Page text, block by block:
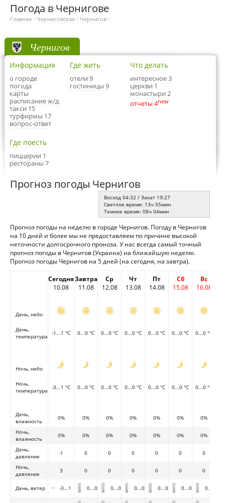
Погода в Чернигове
Главная / Черниговская / Чернигов /
Чернигов
Информация
о городе
погода
карты
расписание ж/д
такси 15
турфирмы 17
вопрос-ответ
Где жить
отели 9
гостиницы 9
Что делать
интересное 3
церкви 1
монастыри 2
отчеты 4new
Где поесть
пиццерии 1
рестораны 7
Прогноз погоды Чернигов
Восход 04:32 / Закат 19:27
Светлое время: 13ч 55мин
Темное время: 08ч 04мин
Прогноз погоды на неделю в городе Чернигов. Погоду в Чернигов
на 10 дней и более мы не предоставляем по причине высокой
неточности долгосрочного проноза. У нас всегда самый точный
прогноз погоды в Чернигов (Украина) на ближайшую неделю.
Прогноз погоды Чернигов на 5 дней (на сегодня, на завтра).
Сегодня
10.08
Завтра
11.08
Ср
12.08
Чт
13.08
Пт
14.08
Сб
15.08
Вс
16.08
День, небо
День,
температура
-1...1 °C 0...0 °C 0...0 °C 0...0 °C 0...0 °C 0...0 °C 0...0 °C
Ночь, небо
Ночь,
температура
-3...1 °C 0...0 °C 0...0 °C 0...0 °C 0...0 °C 0...0 °C 0...0 °C
День,
влажность
0% 0% 0% 0% 0% 0%
0%
Ночь,
влажность
0% 0% 0% 0% 0% 0%
0%
День,
давление
-1 0 0 0 0 0
0
Ночь,
давление
3 0 0 0 0 0 0
День, ветер -3...1 0...0 0...0 0...0 0...0 0...0 0...0